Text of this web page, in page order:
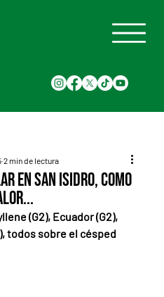
en San Isidro, como
2 min de lectura
(G2), Ecuador (G2),
todos sobre el césped